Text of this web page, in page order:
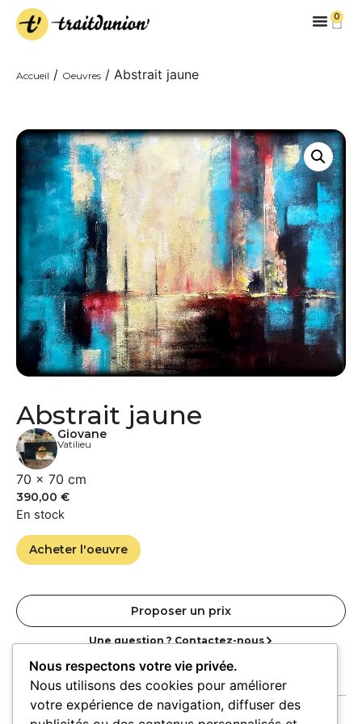
0
Accueil / Oeuvres / Abstrait jaune
Abstrait jaune
Giovane
Vatilieu
70 × 70 cm
390,00 €
En stock
Acheter l'oeuvre
Proposer un prix
Une question ? Contactez-nous
Nous respectons votre vie privée.
Nous utilisons des cookies pour améliorer
votre expérience de navigation, diffuser des